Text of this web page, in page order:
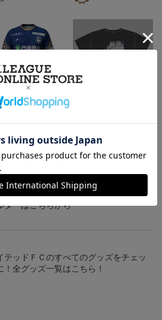
27オーセンティックユ
る「ゆないくー」など、多彩なデザイ
ダーはこちらから
テッドＦＣのすべてのグッズをチェッ
！全グッズ一覧はこちら！